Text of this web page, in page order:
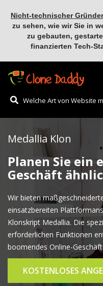
Nicht-technischer
zu sehen, wie wir Sie in
zu gebauten,
finanzierten Tech-
Medallia Klon
Planen Sie ein
Geschäft
Wir bieten
einsatzbereiten
Klonskript Medallia. Die
erforderlichen Funktionen
boomendes Online-
KOSTENLOSES